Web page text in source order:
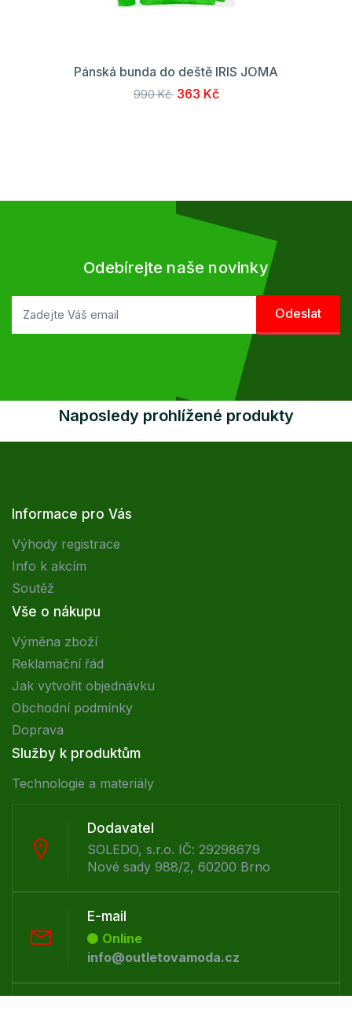
Pánská bunda do deště IRIS JOMA
990 Kč 363 Kč
Odebírejte naše novinky
Naposledy prohlížené produkty
Informace pro Vás
Výhody registrace
Info k akcím
Soutěž
Vše o nákupu
Výměna zboží
Reklamační řád
Jak vytvořit objednávku
Obchodní podmínky
Doprava
Služby k produktům
Technologie a materiály
Dodavatel
SOLEDO, s.r.o. IČ: 29298679
Nové sady 988/2, 60200 Brno
E-mail
Online
info@outletovamoda.cz